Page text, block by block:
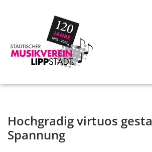
Hochgradig virtuos
Spannung